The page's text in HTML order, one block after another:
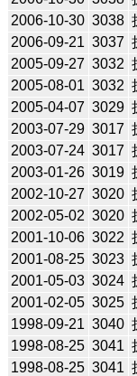
2006-10-30 3038
2006-09-21 3037
2005-09-27 3032
2005-08-01 3032
2005-04-07 3029
2003-07-29 3017
2003-07-24 3017
2003-01-26 3019
2002-10-27 3020
2002-05-02 3020
2001-10-06 3022
2001-08-25 3023
2001-05-03 3024
2001-02-05 3025
1998-09-21 3040
1998-08-25 3041
1998-08-25 3041